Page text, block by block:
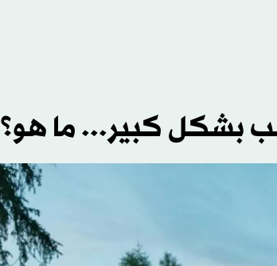
بشكل كبير... ما هو؟